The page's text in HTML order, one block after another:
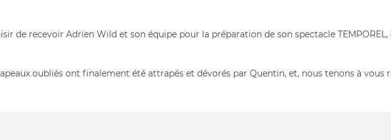
de recevoir Adrien Wild et son équipe pour la préparation de son spectacle
oubliés ont finalement été attrapés et dévorés par Quentin, et, nous tenons à vous